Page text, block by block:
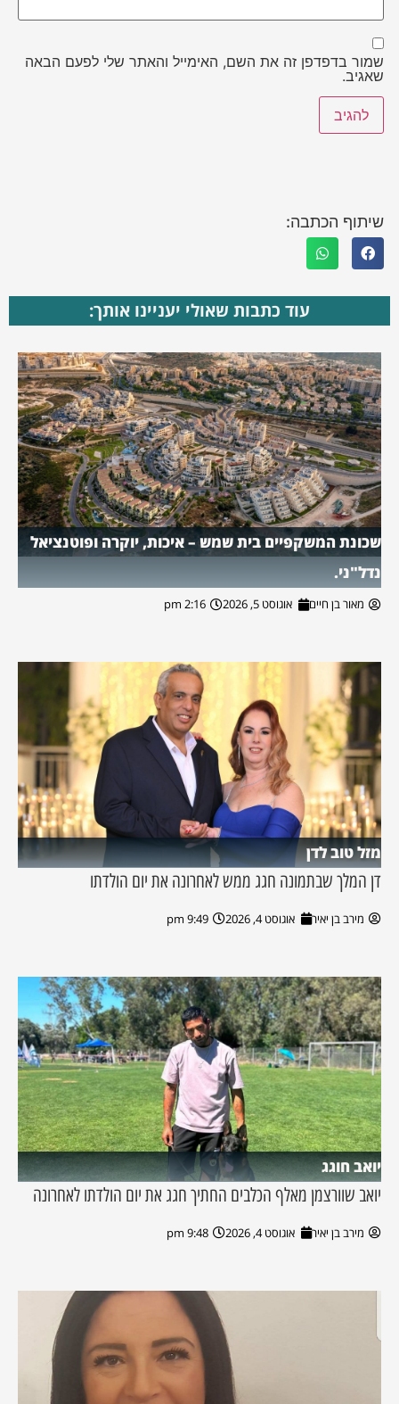
שמור בדפדפן זה את השם, האימייל והאתר שלי לפעם הבאה
שאגיב.
שיתוף הכתבה:
עוד כתבות שאולי יעניינו אותך:
שכונת המשקפיים בית שמש – איכות, יוקרה ופוטנציאל
נדל"ני.
מאור בן חיים אוגוסט 5, 2026 2:16 pm
מזל טוב לדן
דן המלך שבתמונה חגג ממש לאחרונה את יום הולדתו
מירב בן יאיר אוגוסט 4, 2026 9:49 pm
יואב חוגג
יואב שוורצמן מאלף הכלבים החתיך חגג את יום הולדתו לאחרונה
מירב בן יאיר אוגוסט 4, 2026 9:48 pm